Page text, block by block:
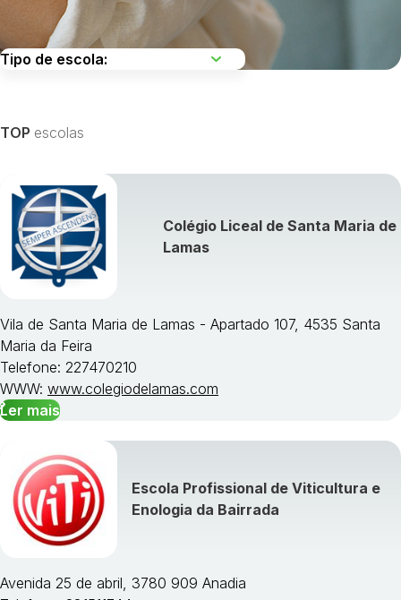
Visualizar todos os cursos »
TOP escolas
Colégio Liceal de Santa Maria de
Lamas
Vila de Santa Maria de Lamas - Apartado 107, 4535 Santa
Maria da Feira
Telefone: 227470210
WWW: www.colegiodelamas.com
Ler mais
Escola Profissional de Viticultura e
Enologia da Bairrada
Avenida 25 de abril, 3780 909 Anadia